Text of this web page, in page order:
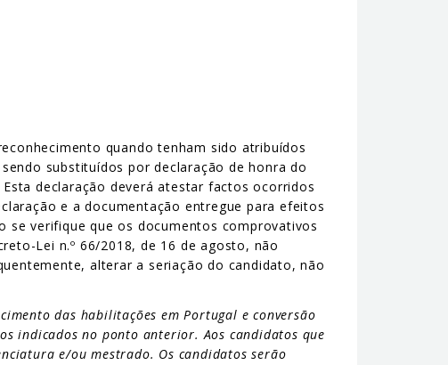
quando tenham sido atribuídos
substituídos por declaração de honra do
declaração deverá atestar factos ocorridos
e a documentação entregue para efeitos
se verifique que os documentos comprovativos
Lei n.º 66/2018, de 16 de agosto, não
alterar a seriação do candidato, não
das habilitações em Portugal e conversão
indicados no ponto anterior. Aos candidatos que
e/ou mestrado. Os candidatos serão